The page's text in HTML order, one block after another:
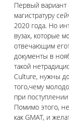
Первый вариант
магистратуру
2020 года. Но
вузах, которые
отвечающим
документы в
такой
Culture, нужны
того,чему
при
Помимо этого,
как GMAT, и